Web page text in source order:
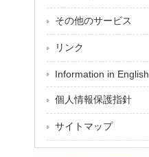
その他のサービス
リンク
Information in English
個人情報保護指針
サイトマップ